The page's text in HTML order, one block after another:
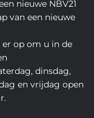
nieuwe NBV21
van een nieuwe
op om u in de
dinsdag,
en vrijdag open